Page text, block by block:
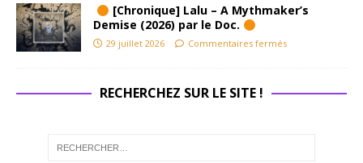
[Chronique] Lalu – A Mythmaker’s
Demise (2026) par le Doc.
29 juillet 2026 Commentaires fermés
RECHERCHEZ SUR LE SITE !